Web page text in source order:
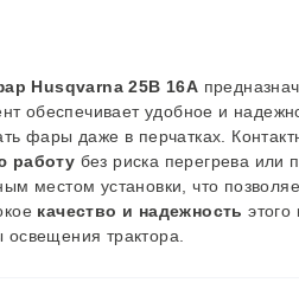
Husqvarna 25В 16A
обеспечивает удобное и
фары даже в перчатках.
работу без риска перегрева
местом установки, что
качество и надежность
трактора.